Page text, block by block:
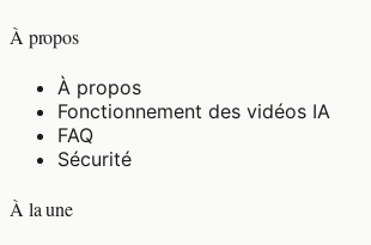
À propos
À propos
Fonctionnement des vidéos IA
FAQ
Sécurité
À la une